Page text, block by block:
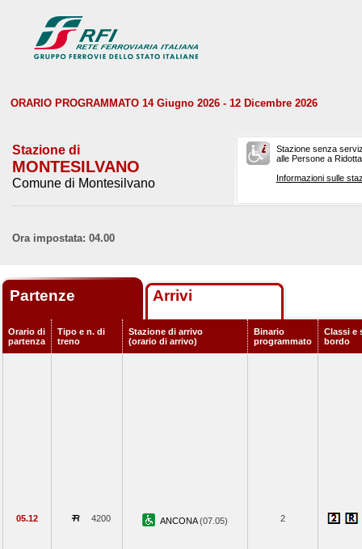
ORARIO PROGRAMMATO 14 Giugno 2026 - 12 Dicembre 2026
Stazione di
MONTESILVANO
Comune di Montesilvano
Stazione senza
alle Persone a
Informazioni sulle
Ora impostata: 04.00
Partenze Arrivi
Orario di
partenza
Tipo e n. di
treno
Stazione di arrivo
(orario di arrivo)
Binario
programmato
Classi e
bordo
05.12 4200 ANCONA(07.05) 2